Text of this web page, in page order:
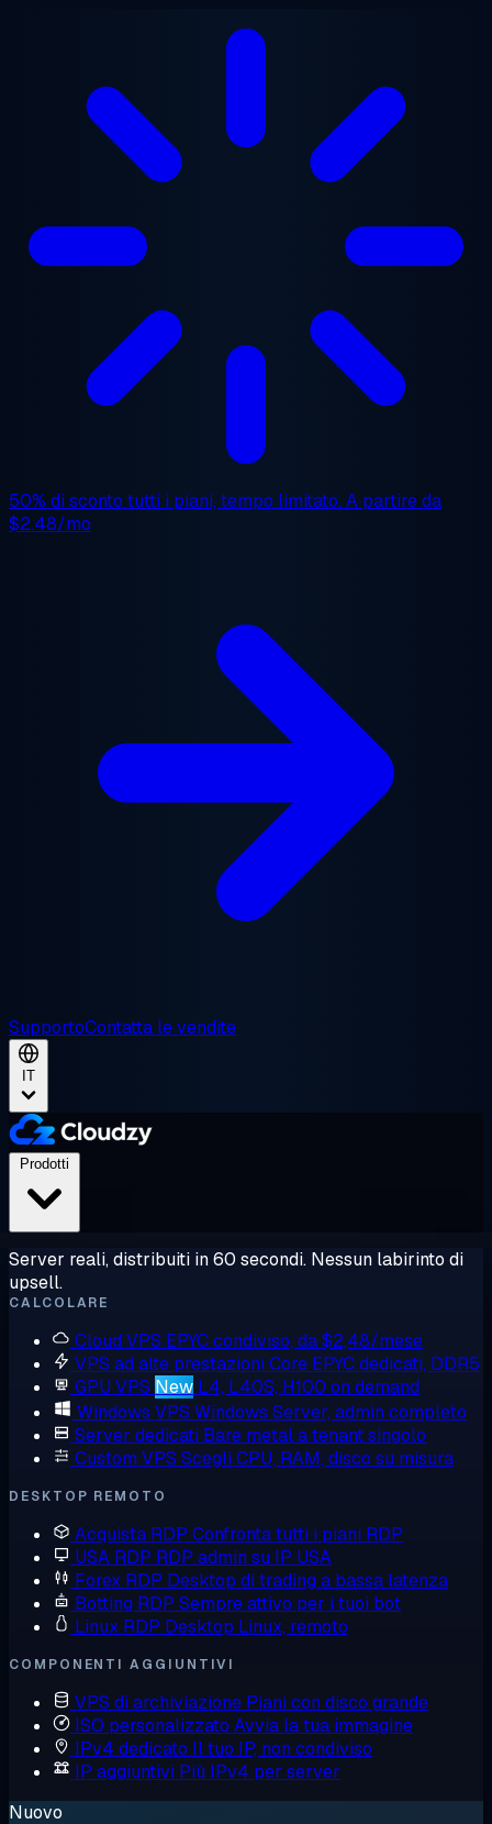
50% di sconto tutti i piani, tempo limitato. A partire da
$2.48/mo
SupportoContatta le vendite
IT
Server reali, distribuiti in 60 secondi. Nessun labirinto di
upsell.
CALCOLARE
Cloud VPS EPYC condiviso, da $2,48/mese
VPS ad alte prestazioni Core EPYC dedicati, DDR5
GPU VPS New L4, L40S, H100 on demand
Windows VPS Windows Server, admin completo
Server dedicati Bare metal a tenant singolo
Custom VPS Scegli CPU, RAM, disco su misura
DESKTOP REMOTO
Acquista RDP Confronta tutti i piani RDP
USA RDP RDP admin su IP USA
Forex RDP Desktop di trading a bassa latenza
Botting RDP Sempre attivo per i tuoi bot
Linux RDP Desktop Linux, remoto
COMPONENTI AGGIUNTIVI
VPS di archiviazione Piani con disco grande
ISO personalizzato Avvia la tua immagine
IPv4 dedicato Il tuo IP, non condiviso
IP aggiuntivi Più IPv4 per server
Nuovo